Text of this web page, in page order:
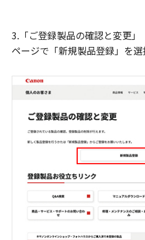
3.「ご登録製品の確認と変更」
ページで「新規製品登録」を